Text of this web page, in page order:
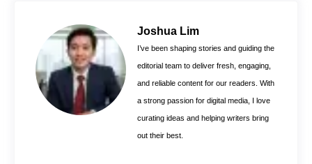
k
r
e
s
t
A
p
Joshua Lim
I’ve been shaping stories and guiding the
editorial team to deliver fresh, engaging,
and reliable content for our readers. With
a strong passion for digital media, I love
curating ideas and helping writers bring
out their best.